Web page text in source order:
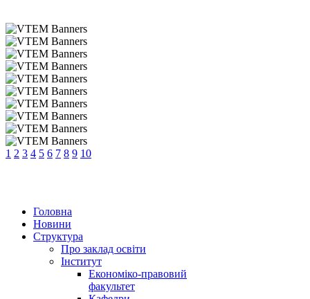
1 2 3 4 5 6 7 8 9 10
Головна
Новини
Структура
Про заклад освіти
Інститут
Економіко-правовий
факультет